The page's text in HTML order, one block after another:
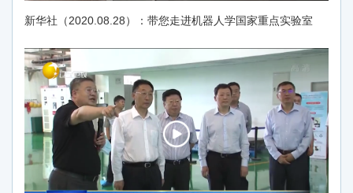
新华社（2020.08.28）：带您走进机器人学国家重点实验室